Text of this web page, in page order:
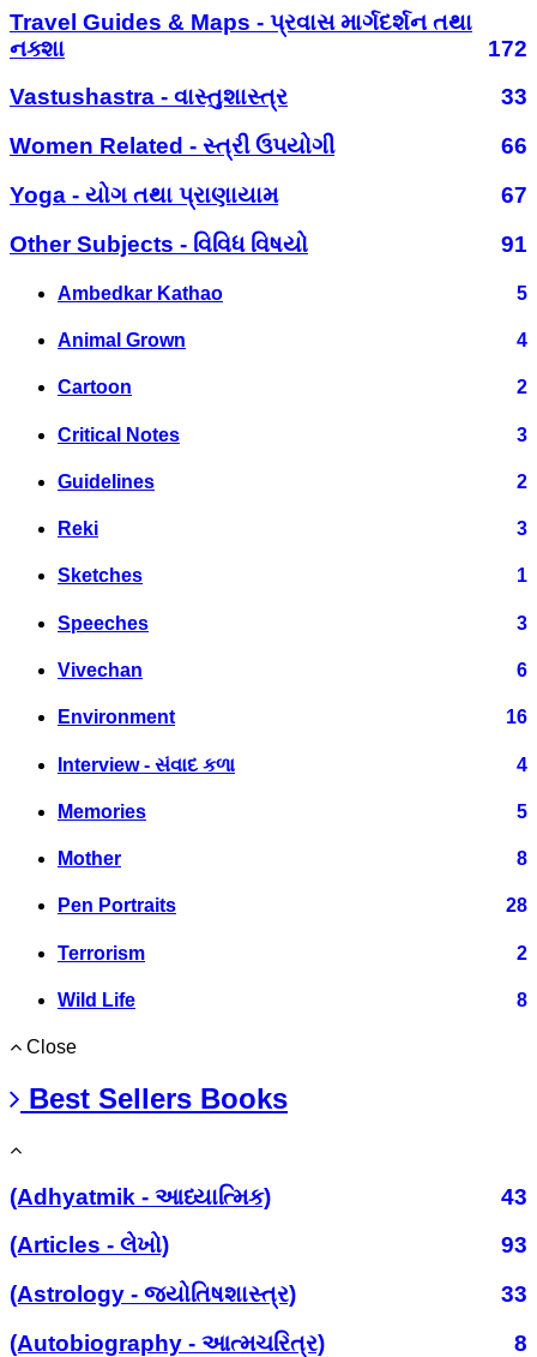
Travel Guides & Maps - પ્રવાસ માર્ગદર્શન તથા
નક્શા
172
Vastushastra - વાસ્તુશાસ્ત્ર
33
Women Related - સ્ત્રી ઉપયોગી
66
Yoga - યોગ તથા પ્રાણાયામ
67
Other Subjects - વિવિધ વિષયો
91
Ambedkar Kathao 5
Animal Grown 4
Cartoon 2
Critical Notes 3
Guidelines 2
Reki 3
Sketches 1
Speeches 3
Vivechan 6
Environment 16
Interview - સંવાદ કળા 4
Memories 5
Mother 8
Pen Portraits 28
Terrorism 2
Wild Life 8
Close
Best Sellers Books
(Adhyatmik - આધ્યાત્મિક)
43
(Articles - લેખો)
93
(Astrology - જ્યોતિષશાસ્ત્ર)
33
(Autobiography - આત્મચરિત્ર)
8